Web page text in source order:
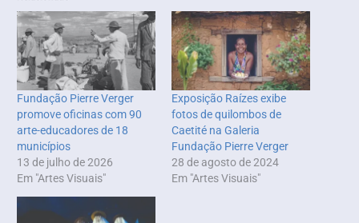
Fundação Pierre Verger
promove oficinas com 90
arte-educadores de 18
municípios
13 de julho de 2026
Em "Artes Visuais"
Exposição Raízes exibe
fotos de quilombos de
Caetité na Galeria
Fundação Pierre Verger
28 de agosto de 2024
Em "Artes Visuais"